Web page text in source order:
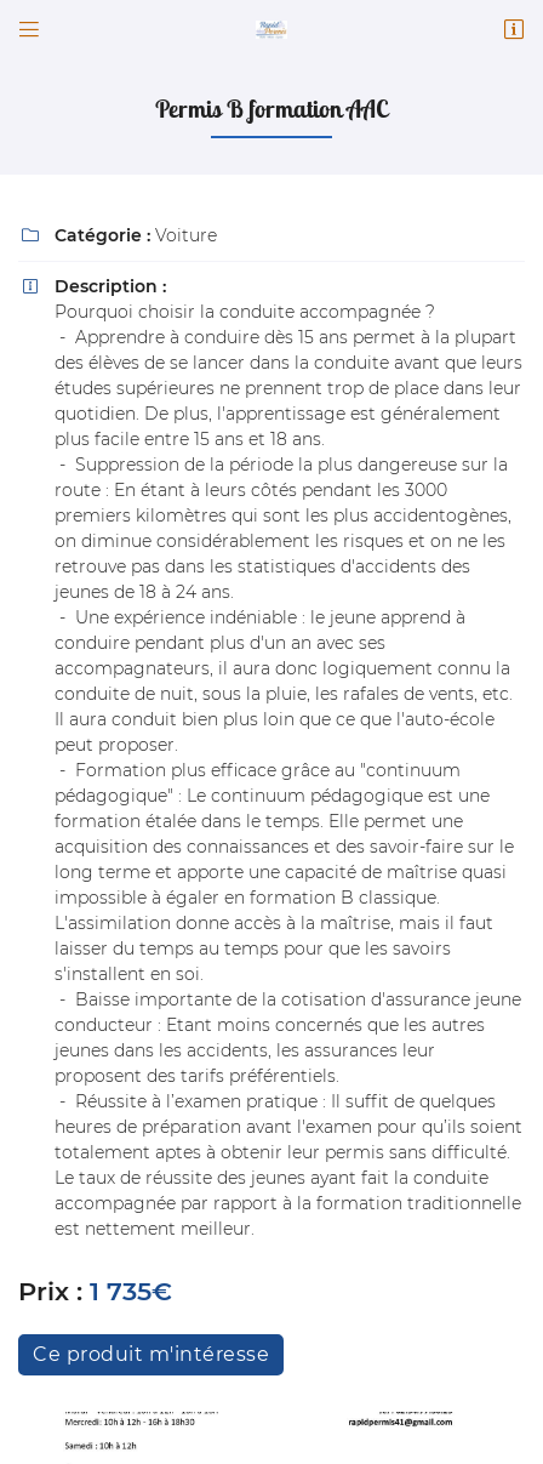
 
02 54 77 30 23
Adresse email de réception
Code Captcha
Rafraîchir le captcha
En cochant cette case, vous consentez à recevoir nos propositions
commerciales à l'adresse email indiqué ci-dessus. Vous pouvez vous désinscrire
à tout moment en utilisantle formulaire de désinscription.
Inscription
Permis B formation AAC
 Catégorie : Voiture

Description :
Pourquoi choisir la conduite accompagnée ?
- Apprendre à conduire dès 15 ans permet à la plupart
des élèves de se lancer dans la conduite avant que leurs
études supérieures ne prennent trop de place dans leur
quotidien. De plus, l'apprentissage est généralement
plus facile entre 15 ans et 18 ans.
- Suppression de la période la plus dangereuse sur la
route : En étant à leurs côtés pendant les 3000
premiers kilomètres qui sont les plus accidentogènes,
on diminue considérablement les risques et on ne les
retrouve pas dans les statistiques d'accidents des
jeunes de 18 à 24 ans.
- Une expérience indéniable : le jeune apprend à
conduire pendant plus d'un an avec ses
accompagnateurs, il aura donc logiquement connu la
conduite de nuit, sous la pluie, les rafales de vents, etc.
Il aura conduit bien plus loin que ce que l'auto-école
peut proposer.
- Formation plus efficace grâce au "continuum
pédagogique" : Le continuum pédagogique est une
formation étalée dans le temps. Elle permet une
acquisition des connaissances et des savoir-faire sur le
long terme et apporte une capacité de maîtrise quasi
impossible à égaler en formation B classique.
L'assimilation donne accès à la maîtrise, mais il faut
laisser du temps au temps pour que les savoirs
s'installent en soi.
- Baisse importante de la cotisation d'assurance jeune
conducteur : Etant moins concernés que les autres
jeunes dans les accidents, les assurances leur
proposent des tarifs préférentiels.
- Réussite à l’examen pratique : Il suffit de quelques
heures de préparation avant l'examen pour qu’ils soient
totalement aptes à obtenir leur permis sans difficulté.
Le taux de réussite des jeunes ayant fait la conduite
accompagnée par rapport à la formation traditionnelle
est nettement meilleur.
Prix : 1 735€
Ce produit m'intéresse